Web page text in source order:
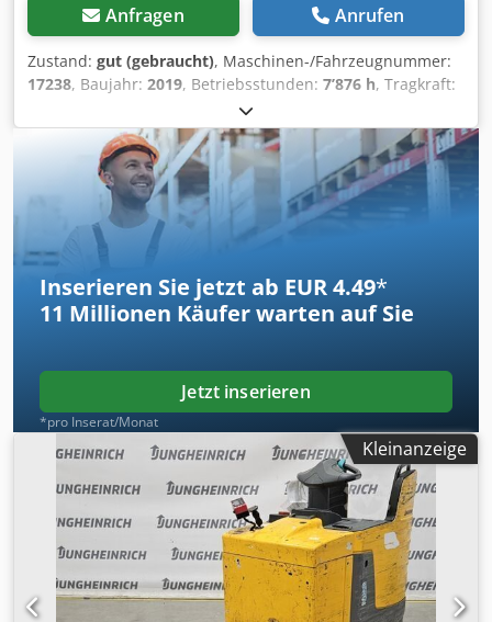
Anfragen Anrufen
Zustand: gut (gebraucht), Maschinen-/Fahrzeugnummer:
17238, Baujahr: 2019, Betriebsstunden: 7’876 h, Tragkraft:
, Kraftstofftyp:
Masttyp:Sonstige, Bauhöhe:1’300 mm, Batteriespannung:
, Gabellänge: 1’200 mm, Gesamtgewicht:810 kg,
5227923 Seriennummer: 98231606 Dodszp T E Ajpfx
Apbock Batterieinformationen: 24 V Li-Ionen-Batterie, 360
Ah, Baujahr: 2019
Inserieren Sie jetzt ab EUR 4.49*
11 Millionen Käufer warten auf Sie
Jetzt inserieren
*pro Inserat/Monat
Kleinanzeige